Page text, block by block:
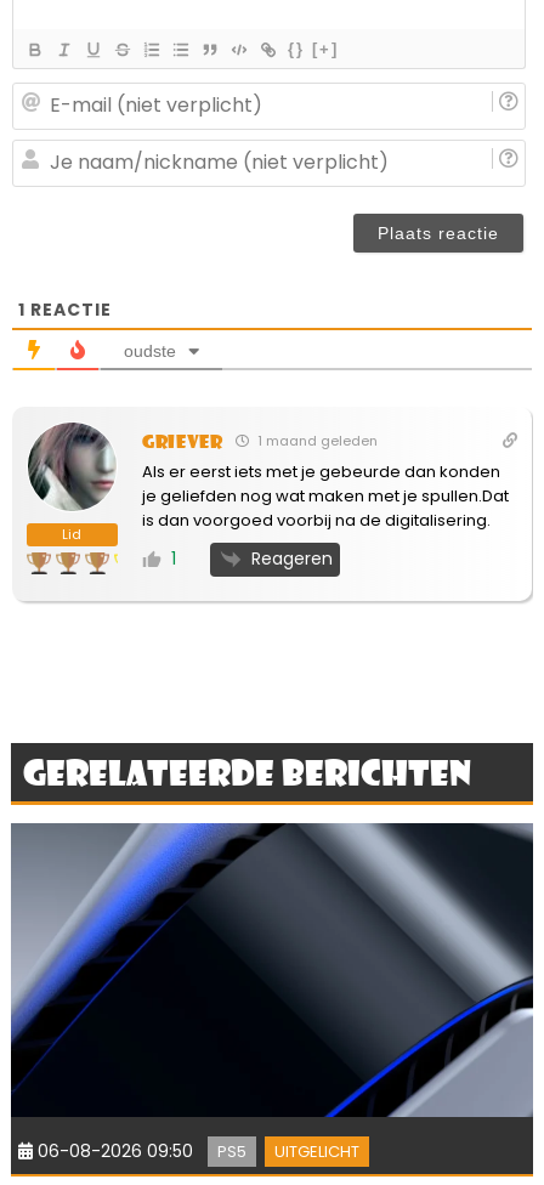
{} [+]
1 REACTIE
oudste
Lid
Griever 1 maand geleden
Als er eerst iets met je gebeurde dan konden
je geliefden nog wat maken met je spullen.Dat
is dan voorgoed voorbij na de digitalisering.
1 Reageren
Gerelateerde berichten
06-08-2026 09:50 PS5 UITGELICHT